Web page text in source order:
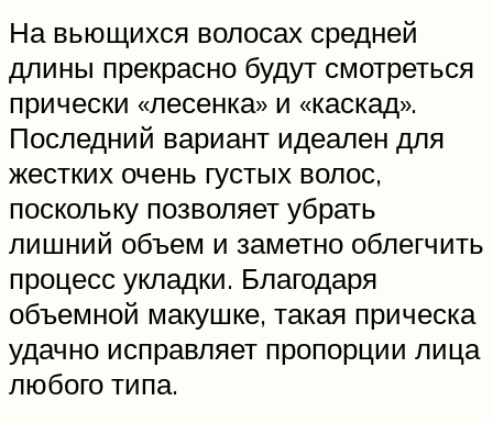
На вьющихся волосах средней
длины прекрасно будут смотреться
прически «лесенка» и «каскад».
Последний вариант идеален для
жестких очень густых волос,
поскольку позволяет убрать
лишний объем и заметно облегчить
процесс укладки. Благодаря
объемной макушке, такая прическа
удачно исправляет пропорции лица
любого типа.